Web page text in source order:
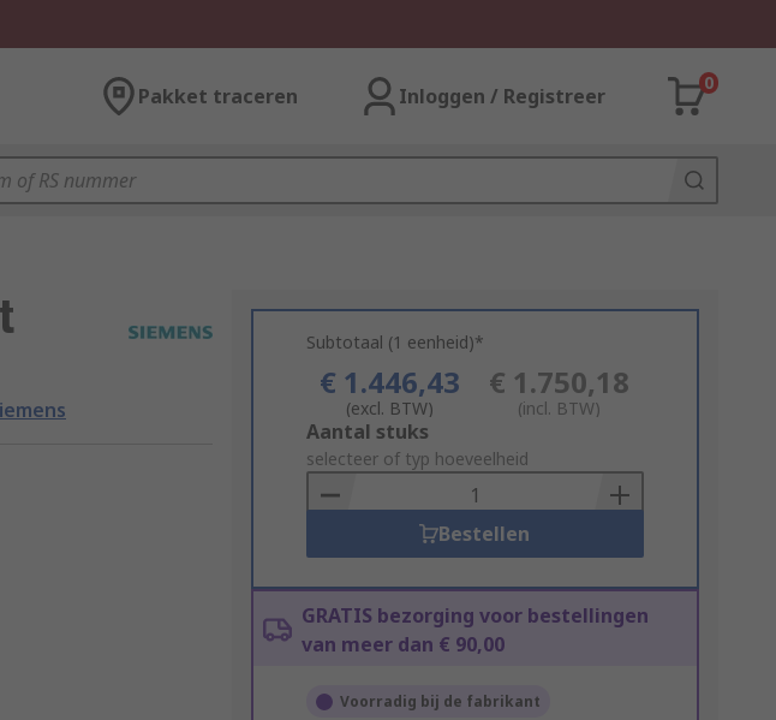
Pakket traceren Inloggen / Registreer
0
Subtotaal (1 eenheid)*
€ 1.446,43
(excl. BTW)
€ 1.750,18
(incl. BTW)
Add
to
Basket
Aantal stuks
selecteer of typ hoeveelheid
Bestellen
GRATIS bezorging voor bestellingen
van meer dan € 90,00
Voorradig bij de fabrikant